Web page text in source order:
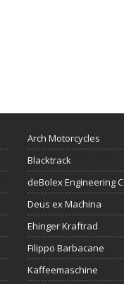
Arch Motorcycles
Blacktrack
deBolex Engineering
Deus ex Machina
Ehinger Kraftrad
Filippo Barbacane
Kaffeemaschine